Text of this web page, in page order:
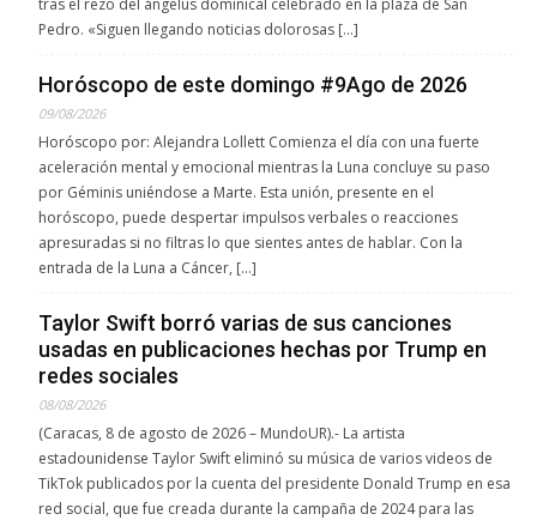
Pedro. «Siguen llegando noticias dolorosas […]
Horóscopo de este domingo #9Ago de 2026
09/08/2026
Horóscopo por: Alejandra Lollett Comienza el día con una fuerte
aceleración mental y emocional mientras la Luna concluye su paso
por Géminis uniéndose a Marte. Esta unión, presente en el
horóscopo, puede despertar impulsos verbales o reacciones
apresuradas si no filtras lo que sientes antes de hablar. Con la
entrada de la Luna a Cáncer, […]
Taylor Swift borró varias de sus canciones
usadas en publicaciones hechas por Trump en
redes sociales
08/08/2026
(Caracas, 8 de agosto de 2026 – MundoUR).- La artista
estadounidense Taylor Swift eliminó su música de varios videos de
TikTok publicados por la cuenta del presidente Donald Trump en esa
red social, que fue creada durante la campaña de 2024 para las